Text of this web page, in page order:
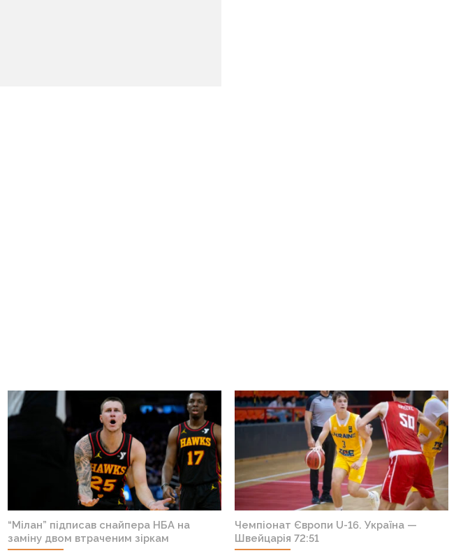
Другий номер драфту НБА посилить
один із найкращих клубів Європи
“Олімпіакос” націлився на екс-гравця
“Бостона” з солідним виступом в